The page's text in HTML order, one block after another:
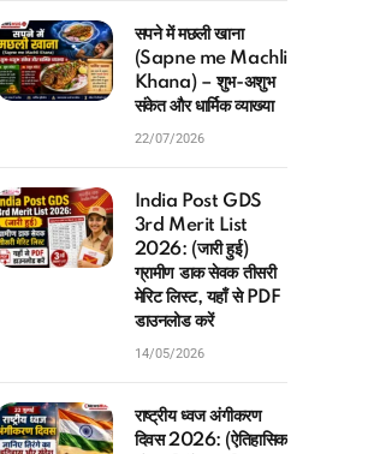
सपने में मछली खाना
(Sapne me Machli
Khana) – शुभ-अशुभ
संकेत और धार्मिक व्याख्या
22/07/2026
India Post GDS
3rd Merit List
2026: (जारी हुई)
ग्रामीण डाक सेवक तीसरी
मेरिट लिस्ट, यहाँ से PDF
डाउनलोड करें
14/05/2026
राष्ट्रीय ध्वज अंगीकरण
दिवस 2026: (ऐतिहासिक